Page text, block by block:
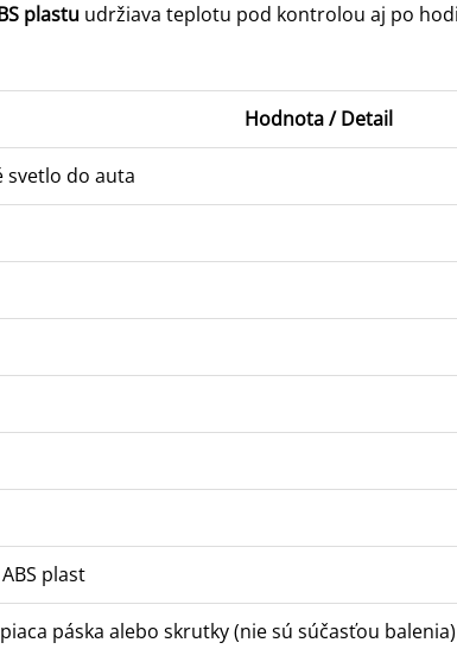
plastuudržiava teplotu pod kontrolou aj po
Hodnota / Detail
svetlo do auta
plast
páska alebo skrutky (nie sú súčasťou balenia)